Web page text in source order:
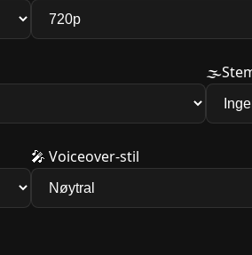
🌫️
🎤 Voiceover-stil